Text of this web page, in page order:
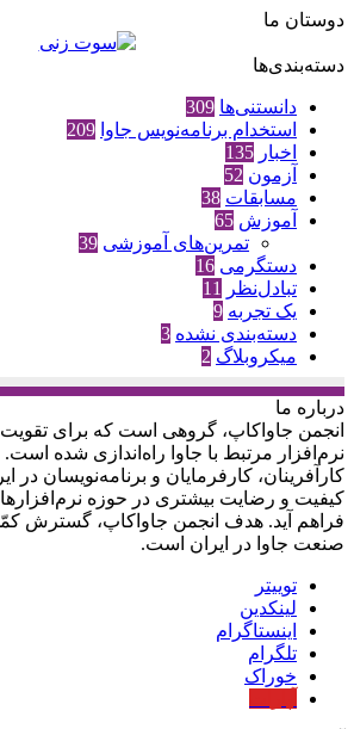
دوستان ما
دسته‌بندی‌ها
دانستنی‌ها 309
استخدام برنامه‌نویس جاوا 209
اخبار 135
آزمون 52
مسابقات 38
آموزش 65
تمرین‌های آموزشی 39
دستگرمی 16
تبادل‌نظر
11
یک تجربه 9
دسته‌بندی نشده 3
میکروبلاگ 2
درباره‌ ما
انجمن جاواکاپ، گروهی است که برای تقویت
نرم‌افزار مرتبط با جاوا راه‌اندازی شده
کارآفرینان، کارفرمایان و برنامه‌نویسان در
کیفیت و رضایت بیشتری در حوزه‌
فراهم آید. هدف انجمن جاواکاپ، گسترش
صنعت جاوا در ایران است.
توییتر
لینکدین
اینستاگرام
تلگرام
خوراک